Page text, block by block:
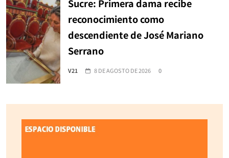
Sucre: Primera dama recibe
reconocimiento como
descendiente de José Mariano
Serrano
V21 8 DE AGOSTO DE 2026 0